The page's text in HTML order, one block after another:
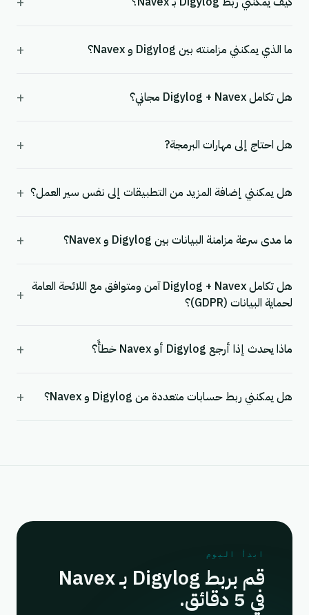
ما الذي يمكنني مزامنته بين Digylog و Navex؟ +
هل تكامل Digylog + Navex مجاني؟ +
هل احتاج إلى مهارات البرمجة? +
هل يمكنني إضافة المزيد من التطبيقات إلى نفس سير العمل؟ +
ما مدى سرعة مزامنة البيانات بين Digylog و Navex؟ +
هل تكامل Digylog + Navex آمن ومتوافق مع اللائحة العامة
لحماية البيانات (GDPR)؟
+
ماذا يحدث إذا أرجع Digylog أو Navex خطأً؟ +
هل يمكنني ربط حسابات متعددة من Digylog و Navex؟ +
ابدأ اليوم
قم بربط Digylog بـ Navex
في 5 دقائق.